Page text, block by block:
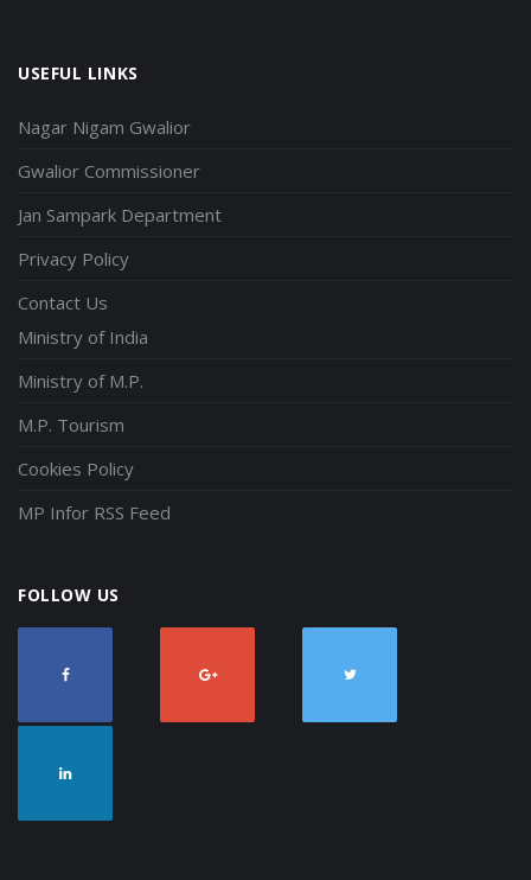
USEFUL LINKS
Nagar Nigam Gwalior
Gwalior Commissioner
Jan Sampark Department
Privacy Policy
Contact Us
Ministry of India
Ministry of M.P.
M.P. Tourism
Cookies Policy
MP Infor RSS Feed
FOLLOW US